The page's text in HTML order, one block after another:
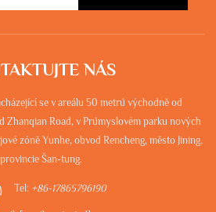
NÁS
se v areálu 50 metrů východně od
Zhanqian Road, v Průmyslovém parku nových
zóně Yunhe, obvod Rencheng, město Jining,
provincie Šan-tung.
Tel: +86-17865796190